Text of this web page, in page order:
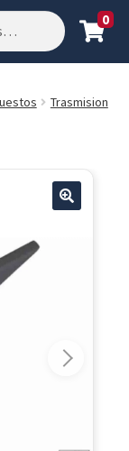
0
Trasmision